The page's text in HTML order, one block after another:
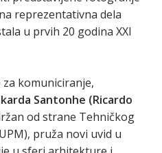
reprezentativna dela
u prvih 20 godina XXI
komuniciranje,
Santonhe (Ricardo
od strane Tehničkog
pruža novi uvid u